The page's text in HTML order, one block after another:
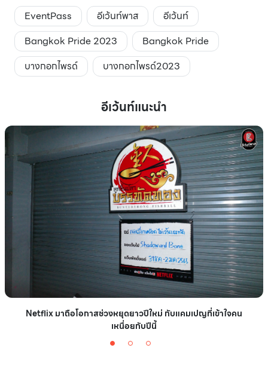
EventPass อีเว้นท์พาส
อีเว้นท์
Bangkok Pride 2023
Bangkok Pride
บางกอกไพรด์
บางกอกไพรด์2023
อีเว้นท์แนะนำ
Netflix มาถือโอกาสช่วงหยุดยาวปีใหม่ กับแคมเปญที่เข้าใจคน
เหนื่อยกับปีนี้